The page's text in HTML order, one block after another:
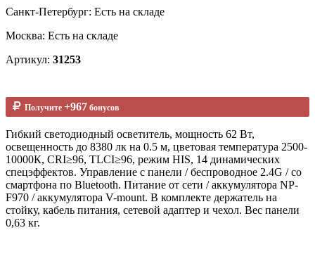
Санкт-Петербург: Есть на складе
Москва: Есть на складе
Артикул: 31253
Получите +967 бонусов
Гибкий светодиодный осветитель, мощность 62 Вт,
освещенность до 8380 лк на 0.5 м, цветовая температура 2500-
10000К, CRI≥96, TLCI≥96, режим HIS, 14 динамических
спецэффектов. Управление с панели / беспроводное 2.4G / со
смартфона по Bluetooth. Питание от сети / аккумулятора NP-
F970 / аккумулятора V-mount. В комплекте держатель на
стойку, кабель питания, сетевой адаптер и чехол. Вес панели
0,63 кг.